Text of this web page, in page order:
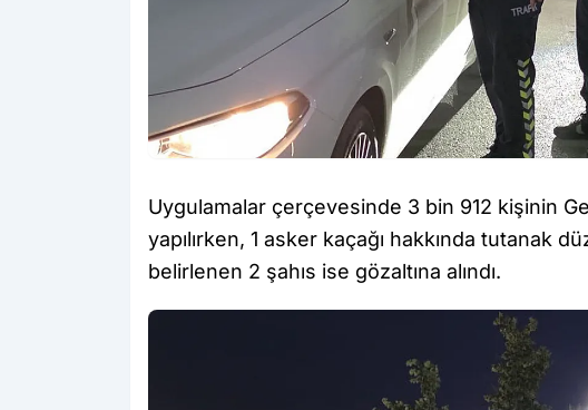
Uygulamalar çerçevesinde 3 bin 912 kişinin
yapılırken, 1 asker kaçağı hakkında tutanak
belirlenen 2 şahıs ise gözaltına alındı.